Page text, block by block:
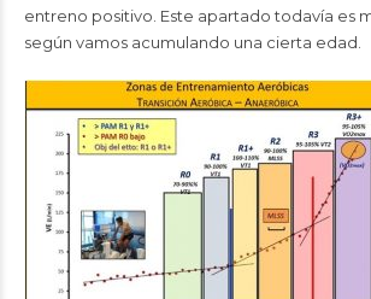
entreno positivo. Este apartado todavía es
según vamos acumulando una cierta edad.